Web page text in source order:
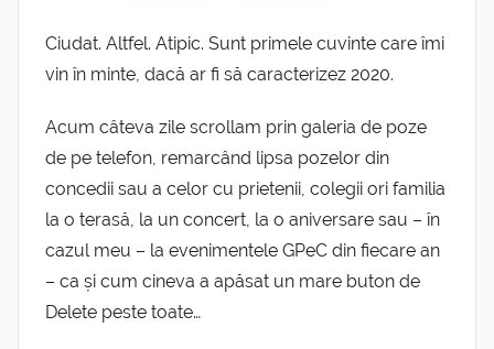
Ciudat. Altfel. Atipic. Sunt primele cuvinte care îmi
vin în minte, dacă ar fi să caracterizez 2020.
Acum câteva zile scrollam prin galeria de poze
de pe telefon, remarcând lipsa pozelor din
concedii sau a celor cu prietenii, colegii ori familia
la o terasă, la un concert, la o aniversare sau – în
cazul meu – la evenimentele GPeC din fiecare an
– ca și cum cineva a apăsat un mare buton de
Delete peste toate…